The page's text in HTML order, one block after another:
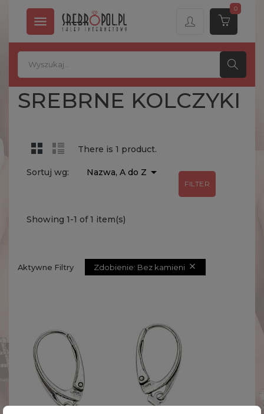

0
SREBRNE KOLCZYKI
There is 1 product.
Sortuj wg: Nazwa, A do Z 
FILTER
Showing 1-1 of 1 item(s)
Aktywne Filtry Zdobienie: Bez kamieni 